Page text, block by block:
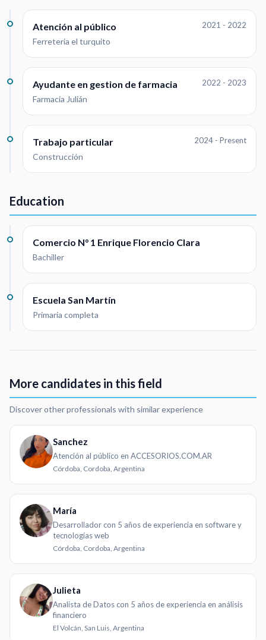
Atención al público
Ferreteria el turquito
2021 - 2022
Ayudante en gestion de farmacia
Farmacia Julián
2022 - 2023
Trabajo particular
Construcción
2024 - Present
Education
Comercio N° 1 Enrique Florencio Clara
Bachiller
Escuela San Martín
Primaria completa
More candidates in this field
Discover other professionals with similar experience
Sanchez
Atención al público en ACCESORIOS.COM.AR
Córdoba, Cordoba, Argentina
María
Desarrollador con 5 años de experiencia en software y
tecnologías web
Córdoba, Cordoba, Argentina
Julieta
Analista de Datos con 5 años de experiencia en análisis
financiero
El Volcán, San Luis, Argentina